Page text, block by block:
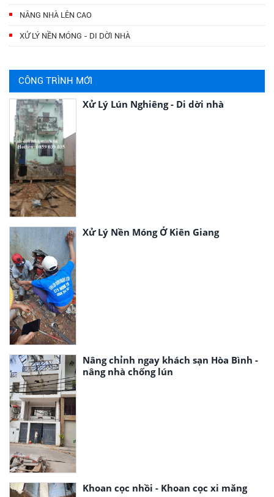
NÂNG NHÀ LÊN CAO
XỬ LÝ NỀN MÓNG - DI DỜI NHÀ
CÔNG TRÌNH MỚI
Xử Lý Lún Nghiêng - Di dời nhà
Xử Lý Nền Móng Ở Kiên Giang
Nâng chỉnh ngay khách sạn Hòa Bình -
nâng nhà chống lún
Khoan cọc nhồi - Khoan cọc xi măng